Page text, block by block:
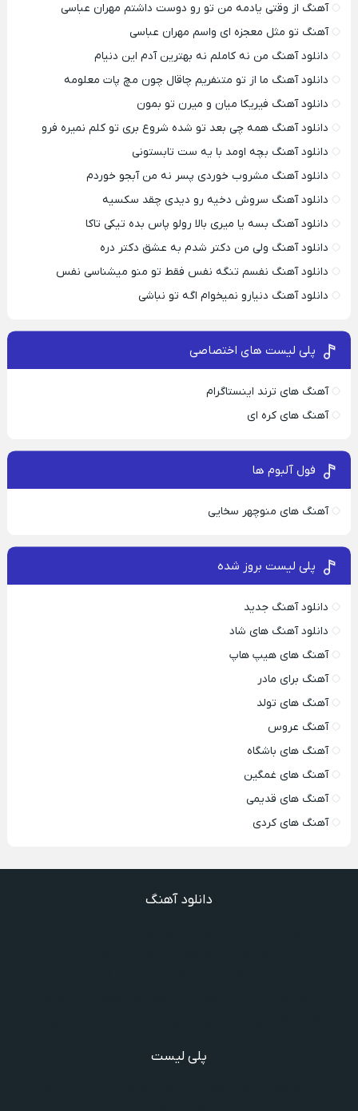
آهنگ از وقتی یادمه من تو رو دوست داشتم مهران عباسی
آهنگ تو مثل معجزه ای واسم مهران عباسی
دانلود آهنگ من نه کاملم نه بهترین آدم این دنیام
دانلود آهنگ ما از تو متنفریم چاقال چون مچ پات معلومه
دانلود آهنگ فیریکا میان و میرن تو بمون
دانلود آهنگ همه چی بعد تو شده شروع بری تو کلم نمیره فرو
دانلود آهنگ بچه اومد با یه ست تابستونی
دانلود آهنگ مشروب خوردی پسر نه من آبجو خوردم
دانلود آهنگ سروش دخیه رو دیدی چقد سکسیه
دانلود آهنگ بسه یا میری بالا رولو پاس بده تیکی تاکا
دانلود آهنگ ولی من دکتر شدم به عشق دکتر دره
دانلود آهنگ نفسم تنگه نفس فقط تو منو میشناسی نفس
دانلود آهنگ دنیارو نمیخوام اگه تو نباشی
پلی لیست های اختصاصی
آهنگ های ترند اینستاگرام
آهنگ های کره ای
فول آلبوم ها
آهنگ های منوچهر سخایی
پلی لیست بروز شده
دانلود آهنگ جدید
دانلود آهنگ های شاد
آهنگ های هیپ هاپ
آهنگ برای مادر
آهنگ های تولد
آهنگ عروس
آهنگ های باشگاه
آهنگ های غمگین
آهنگ های قدیمی
آهنگ های کردی
دانلود آهنگ
پلی لیست